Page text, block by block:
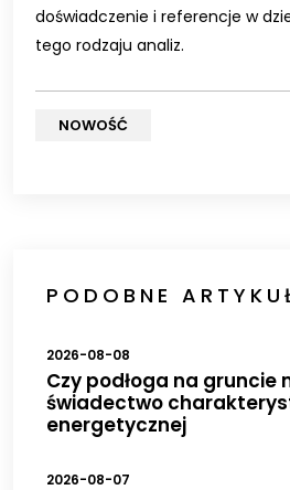
doświadczenie i referencje w
tego rodzaju analiz.
NOWOŚĆ
PODOBNE
2026-08-08
Czy podłoga na gruncie
świadectwo
energetycznej
2026-08-07